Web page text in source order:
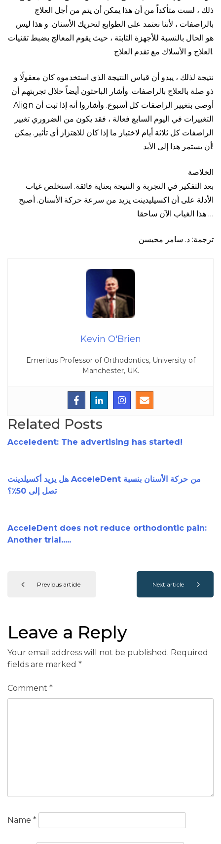
ذلك ، لست متأكداً من أن هذا يمكن أن يتم من أجل العلاج
بالراصفات ، لأننا نعتمد على الطوابع لتحريك الأسنان. و هذا ليس
هو الحال بالنسبة للأجهزة الثابتة ، حيث يقوم المعالج بضبط تقنيات
العلاج و الأسلاك مع تقدم العلاج.
نتيجة لذلك ، يبدو أن قياس النتيجة الذي استخدموه كان معقولًا و
ذو صلة بالعلاج بالراصفات. وأشار الباحثون أيضاً خلال تجربتهم أن
Align أوصى بتغيير الراصفات كل أسبوع. وأشاروا أنه إذا ثبت أن
التغييرات في اليوم السابع فعالة ، فقد يكون من الضروري تغيير
الراصفات كل ثلاثة أيام لاختبار ما إذا كان للاهتزاز أي تأثير. يمكن
أن يستمر هذا إلى الأبد!
الخلاصة
بعد التفكير في التجربة و النتيجة بعناية فائقة. استخلص غياب
الأدلة على أن اكسيليدينت يزيد من سرعة حركة الأسنان. أصبح
هذا الغياب الآن ساحقا …
ترجمة: د. سامر محيسن
Kevin O'Brien
Emeritus Professor of Orthodontics, University of
Manchester, UK.
Related Posts
Acceledent: The advertising has started!
هل يزيد أكسيلدينت AcceleDent من حركة الأسنان بنسبة
تصل إلى 50٪؟
AcceleDent does not reduce orthodontic pain:
Another trial.....
Previous article Next article
Leave a Reply
Your email address will not be published. Required
fields are marked *
Comment *
Name *